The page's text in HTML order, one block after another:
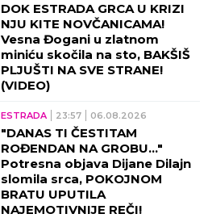
DOK ESTRADA GRCA U KRIZI
NJU KITE NOVČANICAMA!
Vesna Đogani u zlatnom
miniću skočila na sto, BAKŠIŠ
PLJUŠTI NA SVE STRANE!
(VIDEO)
ESTRADA 23:57 06.08.2026
"DANAS TI ČESTITAM
ROĐENDAN NA GROBU..."
Potresna objava Dijane Dilajn
slomila srca, POKOJNOM
BRATU UPUTILA
NAJEMOTIVNIJE REČI!